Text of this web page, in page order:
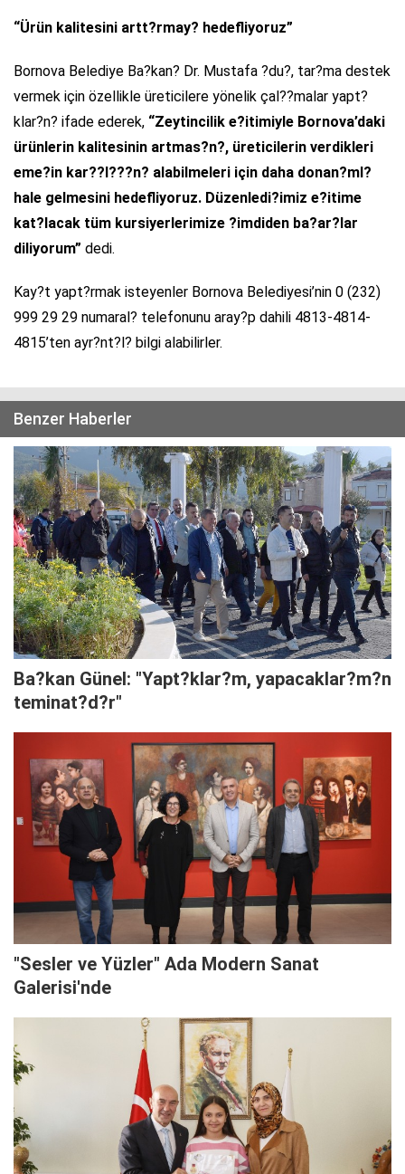
“Ürün kalitesini artt?rmay? hedefliyoruz”
Bornova Belediye Ba?kan? Dr. Mustafa ?du?, tar?ma destek
vermek için özellikle üreticilere yönelik çal??malar yapt?
klar?n? ifade ederek, “Zeytincilik e?itimiyle Bornova’daki
ürünlerin kalitesinin artmas?n?, üreticilerin verdikleri
eme?in kar??l???n? alabilmeleri için daha donan?ml?
hale gelmesini hedefliyoruz. Düzenledi?imiz e?itime
kat?lacak tüm kursiyerlerimize ?imdiden ba?ar?lar
diliyorum” dedi.
Kay?t yapt?rmak isteyenler Bornova Belediyesi’nin 0 (232)
999 29 29 numaral? telefonunu aray?p dahili 4813-4814-
4815’ten ayr?nt?l? bilgi alabilirler.
Benzer Haberler
Ba?kan Günel: "Yapt?klar?m, yapacaklar?m?n
teminat?d?r"
"Sesler ve Yüzler" Ada Modern Sanat
Galerisi'nde